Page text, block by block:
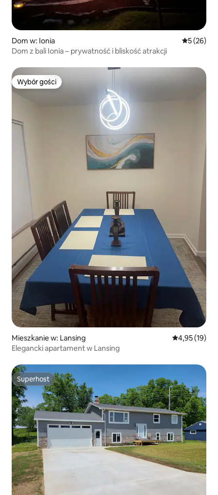
Dom w: Ionia Średnia
5 (26)
Dom z bali Ionia – prywatność i bliskość atrakcji
Wybór gości
Wybór gości
Mieszkanie w: Lansing Średnia
4,95 (19)
Elegancki apartament w Lansing
Superhost
Superhost